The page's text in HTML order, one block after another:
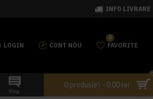
INFO LIVRARE
LOGIN CONT NOU FAVORITE
0
Blog
0 produs(e) - 0,00 lei